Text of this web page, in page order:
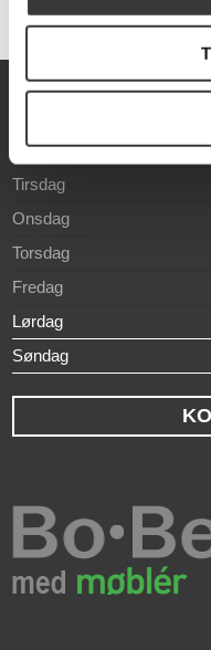
Mandag
Tirsdag
Onsdag
Torsdag
Fredag
Lørdag
Søndag